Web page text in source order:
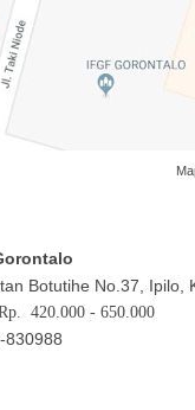
Botutihe No.37, Ipilo,
420.000 - 650.000
830988